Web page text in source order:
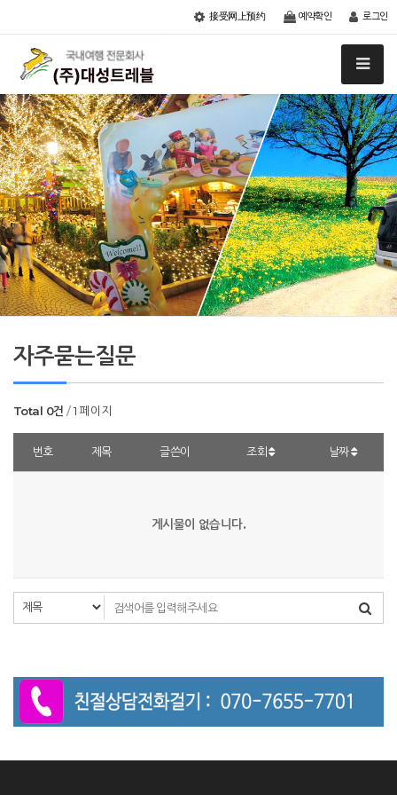
接受网上预约 예약확인 로그인
자주묻는질문
Total 0건 1 페이지
번호 제목 글쓴이 조회 날짜
게시물이 없습니다.